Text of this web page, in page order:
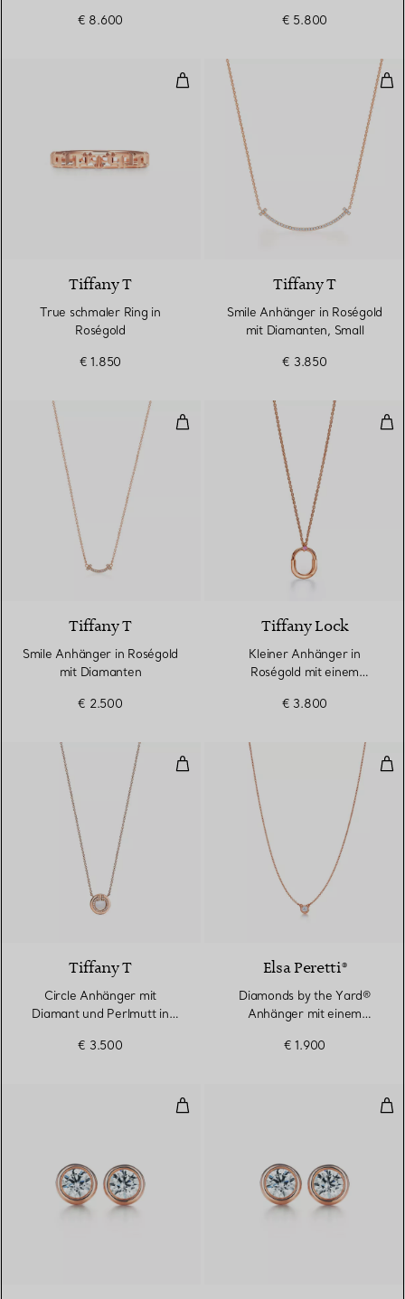
€ 8.600
€ 5.800
True schmaler Ring in Roségold
3 Materialien
Tiffany T
True schmaler Ring in
Roségold
€ 1.850
Tiffany T
Smile Anhänger in Roségold
mit Diamanten, Small
€ 3.850
Smile Anhänger in Roségold mit
3 Materialien
Tiffany T
Smile Anhänger in Roségold
mit Diamanten
€ 2.500
Tiffany Lock
Kleiner Anhänger in
Roségold mit einem
€ 3.800
Circle Anhänger mit Diamant
3 Materialien
Tiffany T
Circle Anhänger mit
Diamant und Perlmutt in
€ 3.500
Elsa Peretti®
Diamonds by the Yard®
Anhänger mit einem
€ 1.900
Diamonds by the Yard®